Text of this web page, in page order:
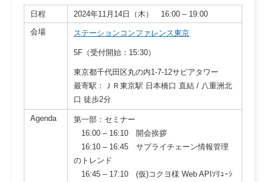
日程
2024年11月14日（木） 16:00 – 19:00
会場
ステーションコンファレンス東京
5F（受付開始：15:30）
東京都千代田区丸の内1-7-12サピアタワー
最寄駅：ＪＲ東京駅 日本橋口 直結 / 八重洲北
口 徒歩2分
Agenda
第一部：セミナー
16:00 – 16:10 開会挨拶
16:10 – 16:45 サプライチェーン情報管理
のトレンド
16:45 – 17:10 (仮)コクヨ様 Web APIｿﾘｭｰｼ